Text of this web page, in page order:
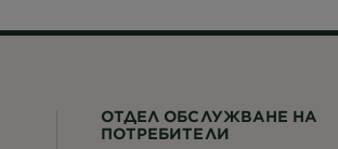
ОТДЕЛ ОБСЛУЖВАНЕ НА
ПОТРЕБИТЕЛИ